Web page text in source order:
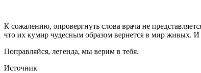
К сожалению, опровергнуть слова врача не
что их кумир чудесным образом вернется в мир живых.
Поправляйся, легенда, мы верим в тебя.
Источник